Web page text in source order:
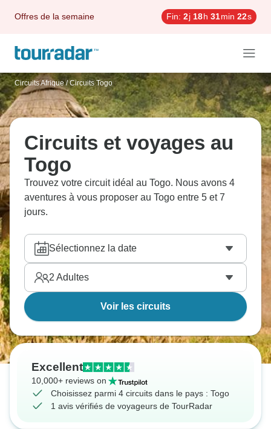
Offres de la semaine Fin: 2j 18h 31min 22s
Circuits Afrique / Circuits Togo
Circuits et voyages au
Togo
Trouvez votre circuit idéal au Togo. Nous avons 4
aventures à vous proposer au Togo entre 5 et 7
jours.
Sélectionnez la date
2 Adultes
Voir les circuits
Excellent
10,000+ reviews on
Choisissez parmi 4 circuits dans le pays : Togo
1 avis vérifiés de voyageurs de TourRadar